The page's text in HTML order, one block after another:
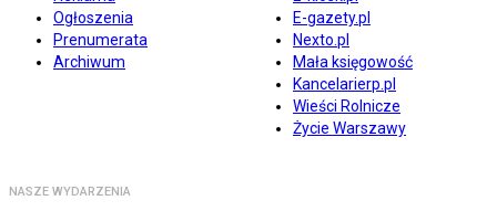
Ogłoszenia
Prenumerata
Archiwum
E-gazety.pl
Nexto.pl
Mała księgowość
Kancelarierp.pl
Wieści Rolnicze
Życie Warszawy
NASZE WYDARZENIA